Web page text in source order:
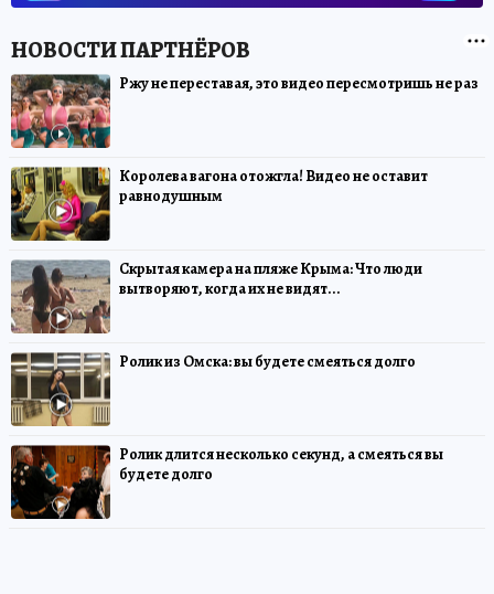
Ржу не переставая, это видео пересмотришь не раз
Королева вагона отожгла! Видео не оставит
равнодушным
Скрытая камера на пляже Крыма: Что люди
вытворяют, когда их не видят...
Ролик из Омска: вы будете смеяться долго
Ролик длится несколько секунд, а смеяться вы
будете долго